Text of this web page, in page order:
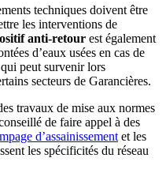
techniques doivent être
les interventions de
anti-retour est également
d’eaux usées en cas de
peut survenir lors
secteurs de Garancières.
travaux de mise aux normes
de faire appel à des
d’assainissement et les
les spécificités du réseau